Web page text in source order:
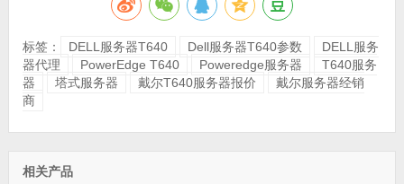
标签： DELL服务器T640 Dell服务器T640参数
DELL服务
器代理
PowerEdge T640 Poweredge服务器
T640服务
器
塔式服务器 戴尔T640服务器报价
戴尔服务器经销
商
相关产品